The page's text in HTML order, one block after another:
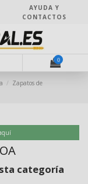
AYUDA Y
CONTACTOS
0
Zapatos de
categoría